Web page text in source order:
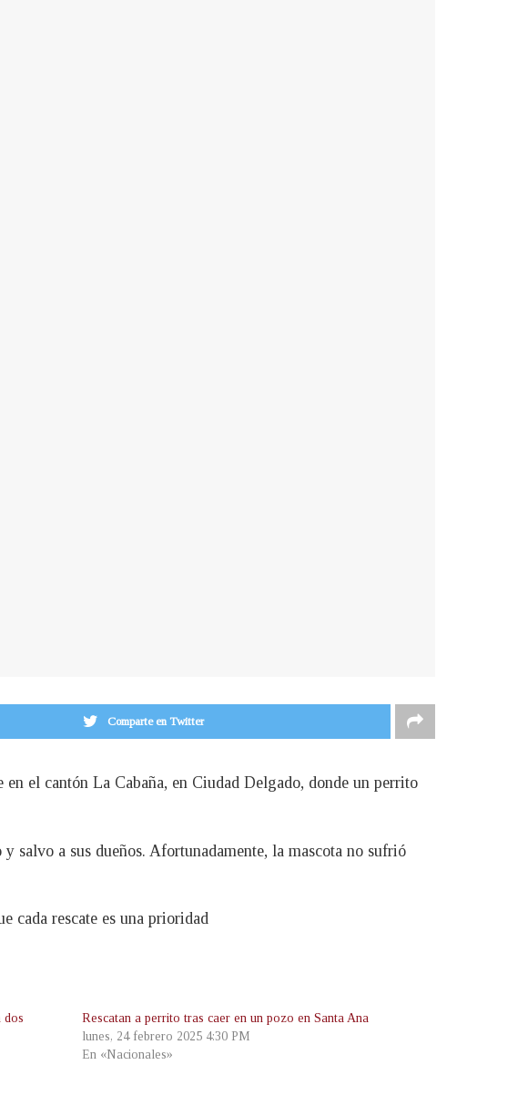
Comparte en Twitter
el cantón La Cabaña, en Ciudad Delgado, donde un perrito
salvo a sus dueños. Afortunadamente, la mascota no sufrió
cada rescate es una prioridad
dos
Rescatan a perrito tras caer en un pozo en Santa Ana
lunes, 24 febrero 2025 4:30 PM
En «Nacionales»